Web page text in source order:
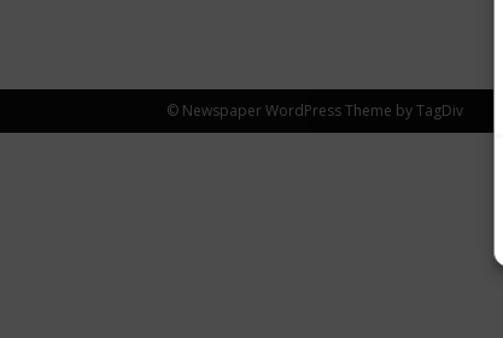
© Newspaper WordPress Theme by TagDiv